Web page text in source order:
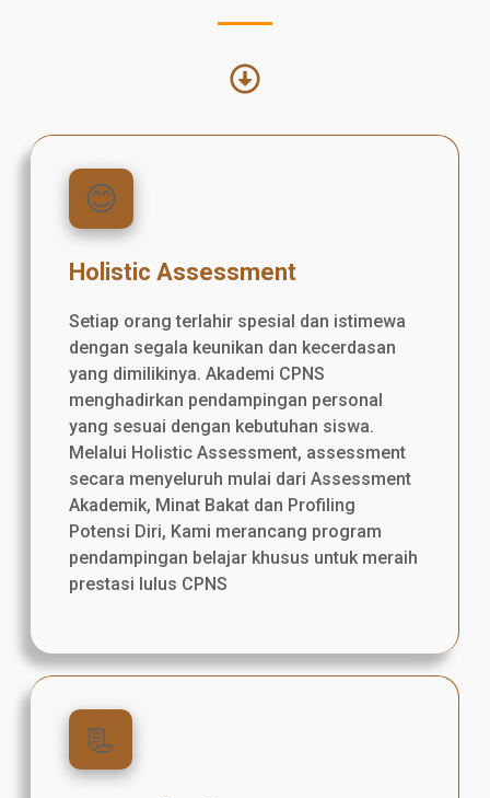
😊
Holistic Assessment
Setiap orang terlahir spesial dan istimewa
dengan segala keunikan dan kecerdasan
yang dimilikinya. Akademi CPNS
menghadirkan pendampingan personal
yang sesuai dengan kebutuhan siswa.
Melalui Holistic Assessment, assessment
secara menyeluruh mulai dari Assessment
Akademik, Minat Bakat dan Profiling
Potensi Diri, Kami merancang program
pendampingan belajar khusus untuk meraih
prestasi lulus CPNS
📃